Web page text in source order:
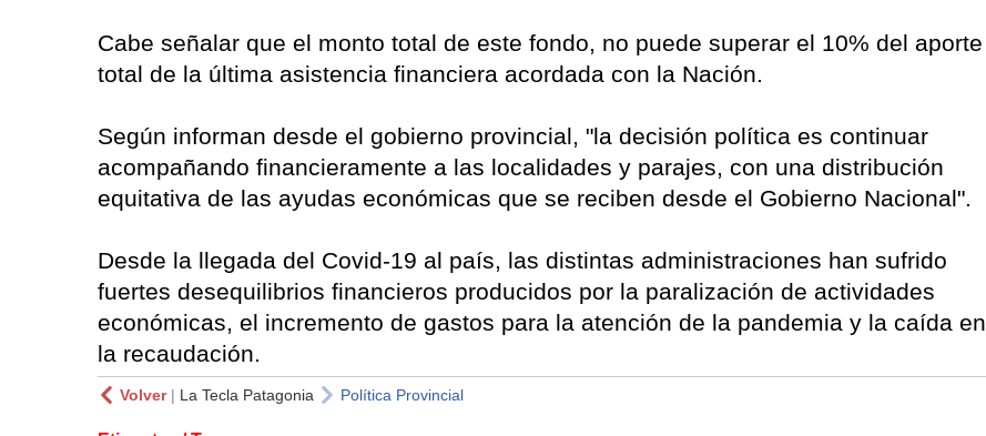
Cabe señalar que el monto total de este fondo, no puede superar el 10% del aporte
total de la última asistencia financiera acordada con la Nación.
Según informan desde el gobierno provincial, "la decisión política es continuar
acompañando financieramente a las localidades y parajes, con una distribución
equitativa de las ayudas económicas que se reciben desde el Gobierno Nacional".
Desde la llegada del Covid-19 al país, las distintas administraciones han sufrido
fuertes desequilibrios financieros producidos por la paralización de actividades
económicas, el incremento de gastos para la atención de la pandemia y la caída en
la recaudación.
Volver| La Tecla Patagonia Política Provincial